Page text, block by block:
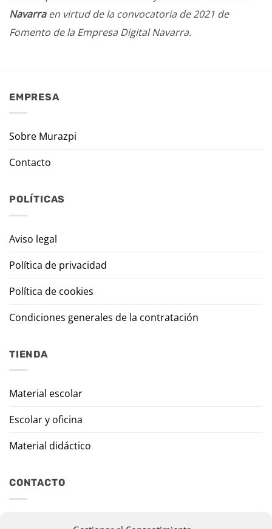
Navarraen virtud de la convocatoria de 2021 de
Fomento de la Empresa Digital Navarra.
EMPRESA
Sobre Murazpi
Contacto
POLÍTICAS
Aviso legal
Política de privacidad
Política de cookies
Condiciones generales de la contratación
TIENDA
Material escolar
Escolar y oficina
Material didáctico
CONTACTO